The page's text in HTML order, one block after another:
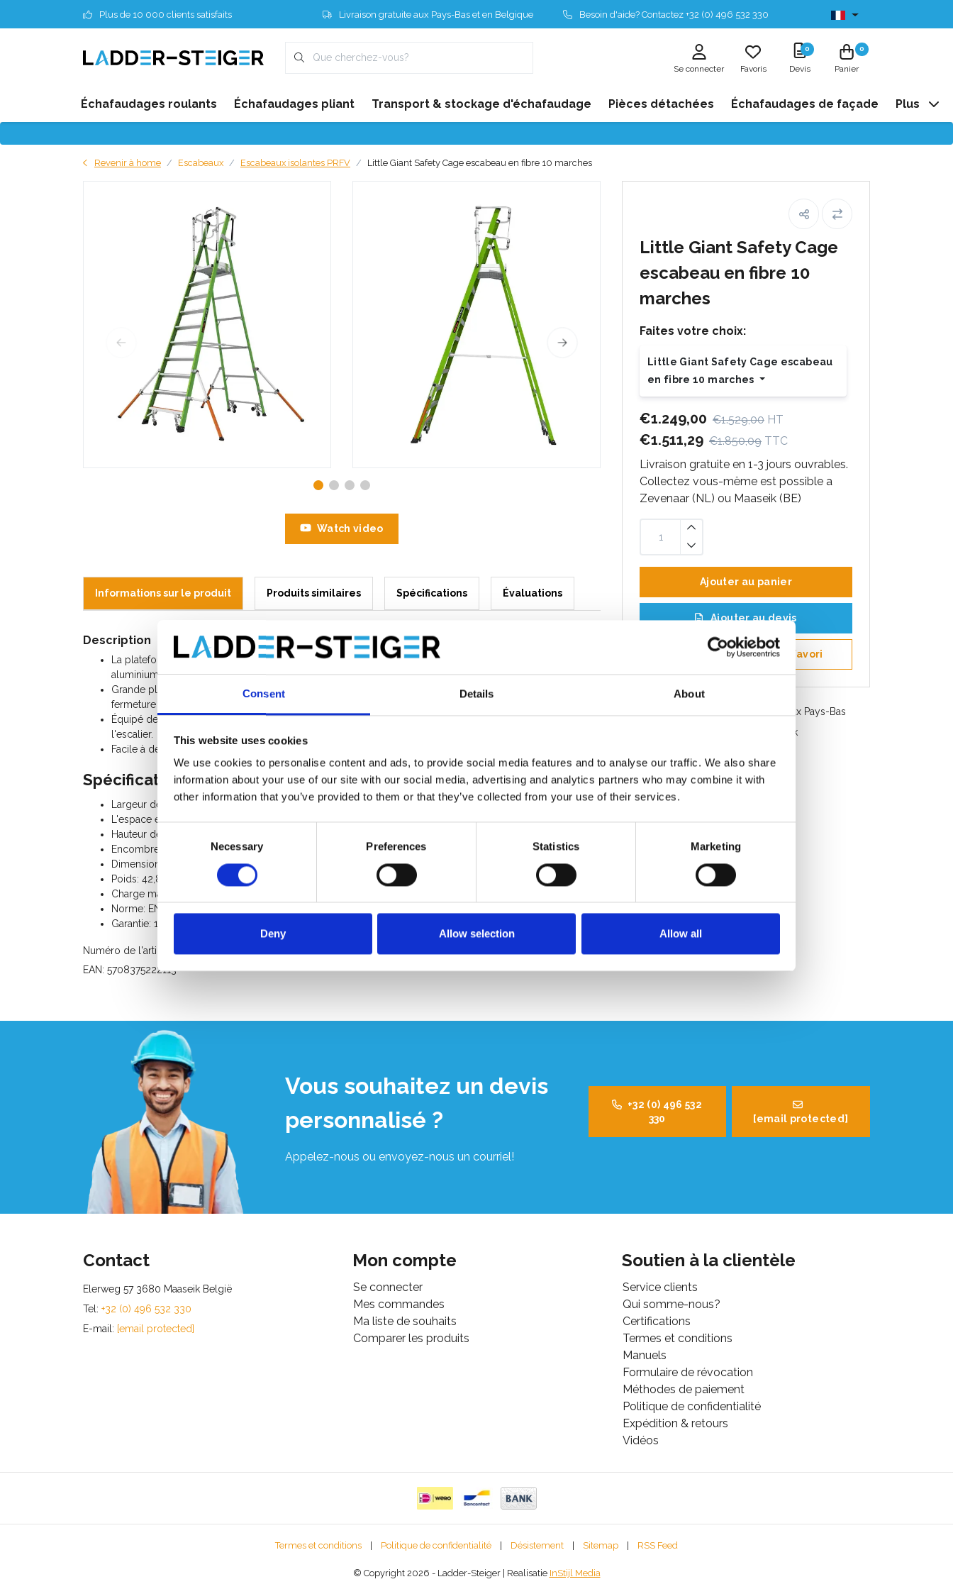
Consent Details About
This website uses cookies
We use cookies to personalise content and ads, to provide social media features and to analyse our traffic. We also share
information about your use of our site with our social media, advertising and analytics partners who may combine it with
other information that you’ve provided to them or that they’ve collected from your use of their services.
Selection
Necessary Preferences Statistics Marketing
Deny Allow selection Allow all
Plus de 10 000 clients satisfaits Livraison gratuite aux Pays-Bas et en Belgique Besoin d'aide? Contactez +32 (0) 496 532 330 Disponibles de stock
Se connecter Favoris
0
Devis
0
Panier
Échafaudages roulants Échafaudages pliant Transport & stockage d'échafaudage Pièces détachées Échafaudages de façade Plus
Revenir à home Escabeaux Escabeaux isolantes PRFV Little Giant Safety Cage escabeau en fibre 10 marches
Little Giant Safety Cage
escabeau en fibre 10
marches
Faites votre choix:
Little Giant Safety Cage escabeau
en fibre 10 marches
€1.249,00 €1.529,00 HT
€1.511,29 €1.850,09 TTC
Livraison gratuite en 1-3 jours ouvrables.
Collectez vous-mëme est possible a
Zevenaar (NL) ou Maaseik (BE)
Ajouter au panier
Ajouter au devis
Enregistrer comme favori
Livraison gratuite en Belgique et aux Pays-Bas
Service rapide. Disponible en stock
Note des clients 9.2/10
Watch video
Informations sur le produit Produits similaires Spécifications Évaluations
Description
La plateforme mobile et pliable avec poteaux robustes en fibre de verre et marches antidérapantes en
aluminium.
Grande plateforme antidérapante 520 x 450 mm avec plinthes intégrées, balustrades 360° et portail à
fermeture automatique.
Équipé de "Ground Cue" qui vous avertit d'un clic audible lorsque vous atteignez la dernière marche de
l'escalier.
Facile à déplacer. Escalier pliable et mobile.
Spécifications:
Largeur de marches: 7,6 cm
L'espace entre les marches: 29,5 cm
Hauteur de plate-forme: 2,84 m
Encombrement au sol longueur: 2,26 m
Dimensions de transport: 4,36 x 1,10 x 0,21 m
Poids: 42,8 Kg
Charge maximum: 150 Kg
Norme: EN 131-7 / EN61478
Garantie: 1 an
Numéro de l'article: 48416610
EAN: 5708375222113
Vous souhaitez un devis
personnalisé ?
Appelez-nous ou envoyez-nous un courriel!
+32 (0) 496 532
330
[email protected]
Contact
Elerweg 57 3680 Maaseik België
Tel: +32 (0) 496 532 330
E-mail: [email protected]
Mon compte
Se connecter
Mes commandes
Ma liste de souhaits
Comparer les produits
Soutien à la clientèle
Service clients
Qui somme-nous?
Certifications
Termes et conditions
Manuels
Formulaire de révocation
Méthodes de paiement
Politique de confidentialité
Expédition & retours
Vidéos
Termes et conditions Politique de confidentialité Désistement Sitemap RSS Feed
© Copyright 2026 - Ladder-Steiger | Realisatie InStijl Media